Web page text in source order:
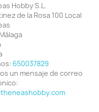
Hobby S.L.
de la Rosa 100 Local
650037829
un mensaje de correo